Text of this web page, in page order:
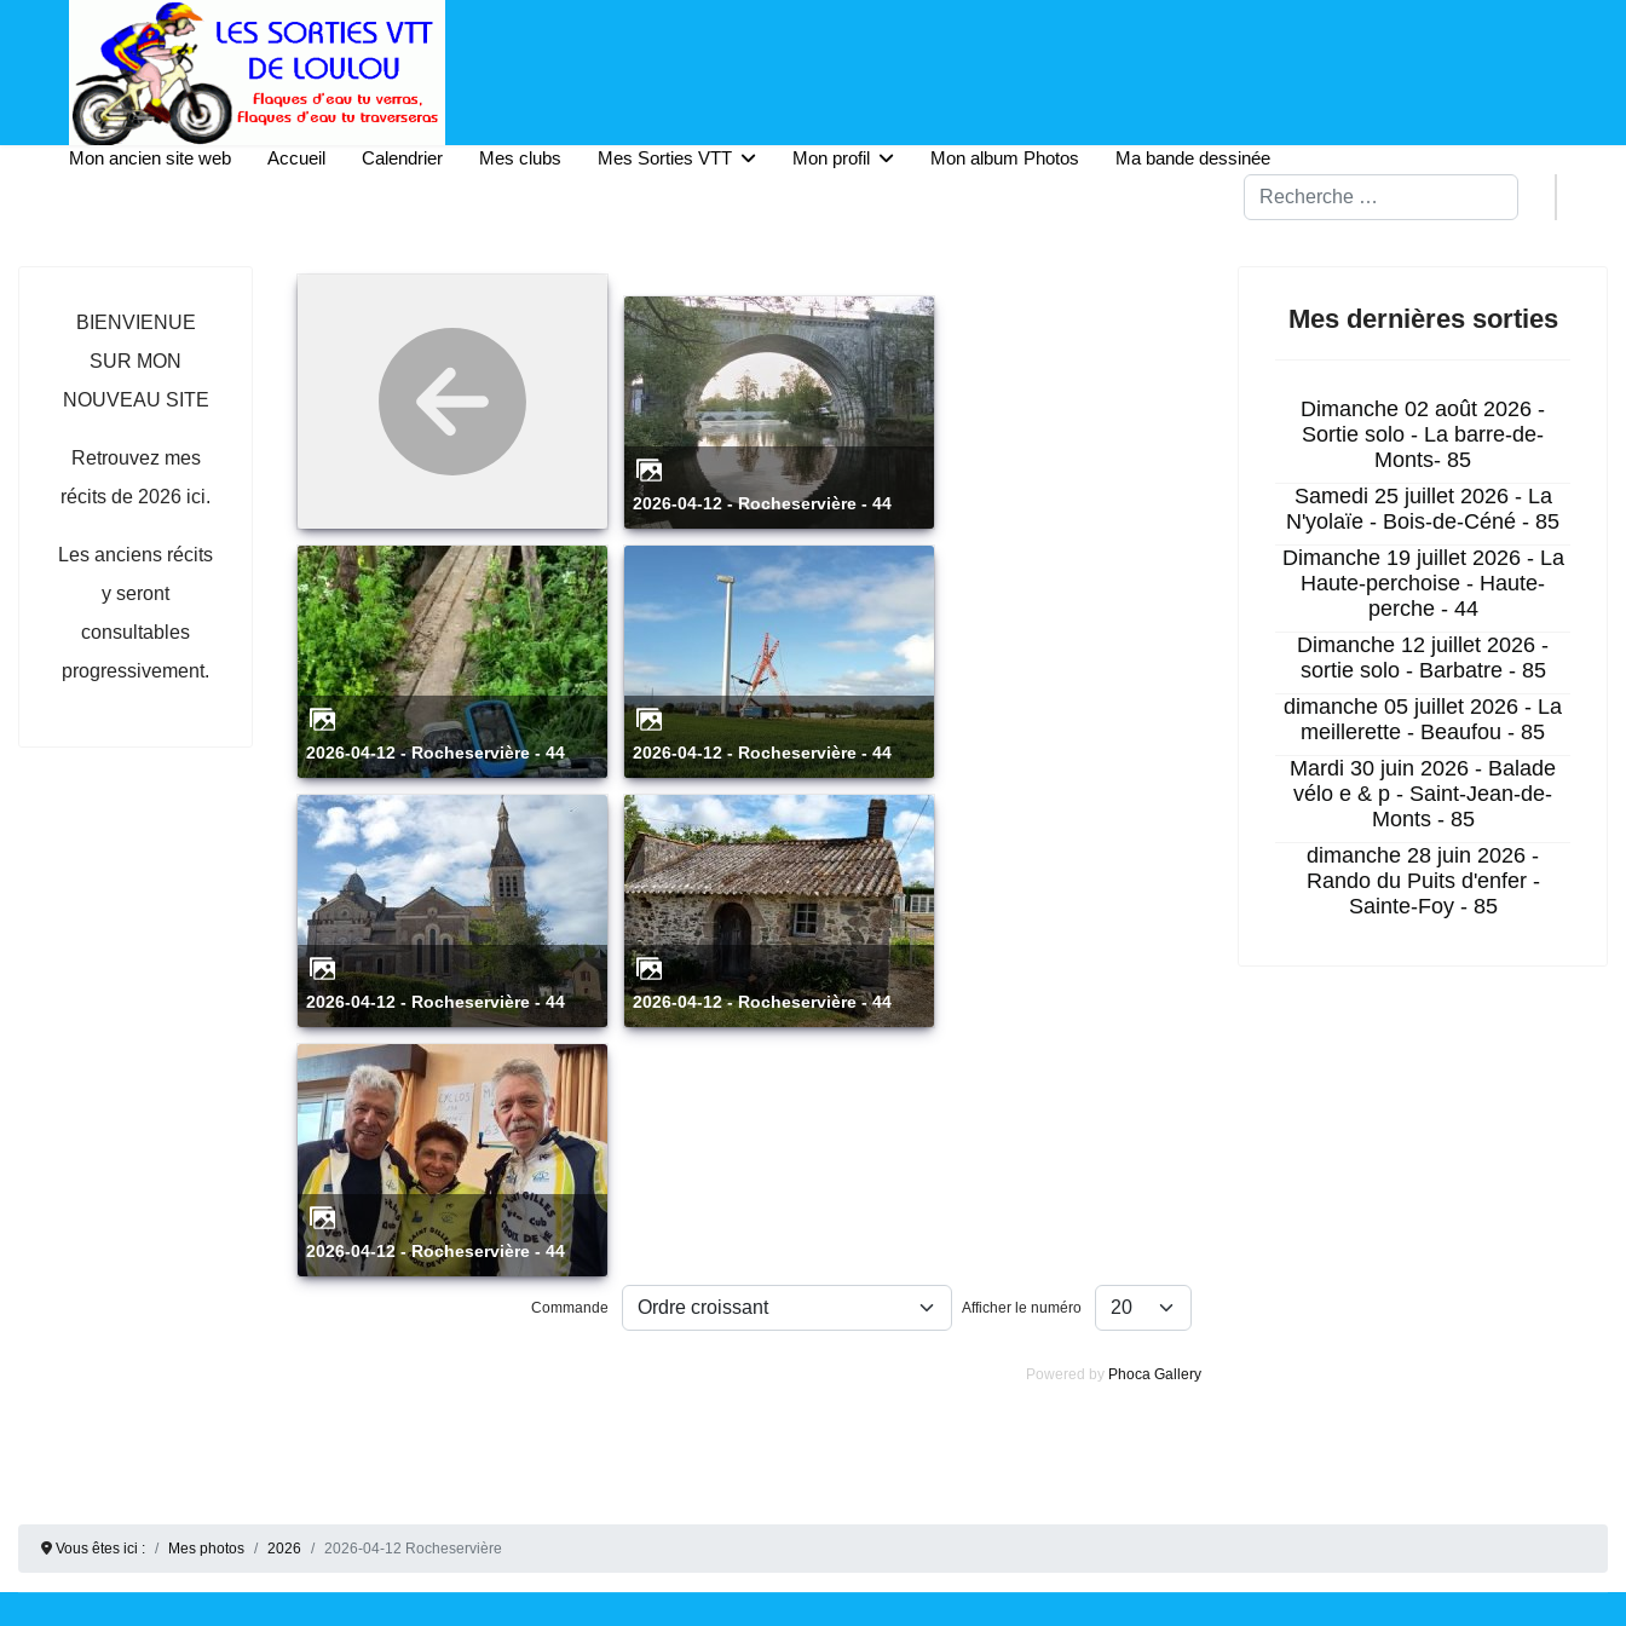
Mon ancien site web Accueil Calendrier Mes clubs Mes Sorties VTT Mon profil Mon album Photos Ma bande dessinée
Rechercher
BIENVIENUE
SUR MON
NOUVEAU SITE
Retrouvez mes
récits de 2026 ici.
Les anciens récits
y seront
consultables
progressivement.
2026-04-12 - Rocheservière - 44
2026-04-12 - Rocheservière - 44 2026-04-12 - Rocheservière - 44
2026-04-12 - Rocheservière - 44 2026-04-12 - Rocheservière - 44
2026-04-12 - Rocheservière - 44
Commande Afficher le numéro
Powered by Phoca Gallery
Mes dernières sorties
Dimanche 02 août 2026 -
Sortie solo - La barre-de-
Monts- 85
Samedi 25 juillet 2026 - La
N'yolaïe - Bois-de-Céné - 85
Dimanche 19 juillet 2026 - La
Haute-perchoise - Haute-
perche - 44
Dimanche 12 juillet 2026 -
sortie solo - Barbatre - 85
dimanche 05 juillet 2026 - La
meillerette - Beaufou - 85
Mardi 30 juin 2026 - Balade
vélo e & p - Saint-Jean-de-
Monts - 85
dimanche 28 juin 2026 -
Rando du Puits d'enfer -
Sainte-Foy - 85
Vous êtes ici : Mes photos 2026 2026-04-12 Rocheservière